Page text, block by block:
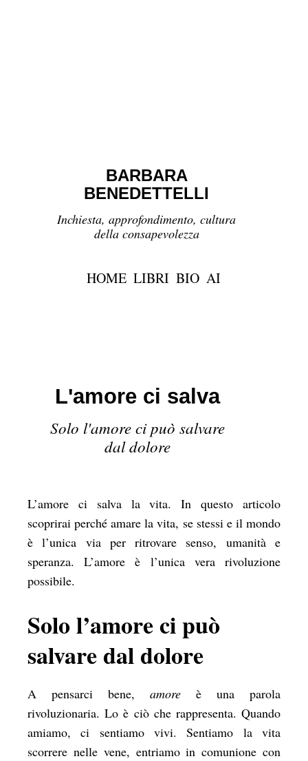
BARBARA
BENEDETTELLI
Inchiesta, approfondimento, cultura
della consapevolezza
HOME LIBRI BIO AI
L'amore ci salva
Solo l'amore ci può salvare
dal dolore
L’amore ci salva la vita. In questo articolo
scoprirai perché amare la vita, se stessi e il mondo
è l’unica via per ritrovare senso, umanità e
speranza. L’amore è l’unica vera rivoluzione
possibile.
Solo l’amore ci può
salvare dal dolore
A pensarci bene, amore è una parola
rivoluzionaria. Lo è ciò che rappresenta. Quando
amiamo, ci sentiamo vivi. Sentiamo la vita
scorrere nelle vene, entriamo in comunione con